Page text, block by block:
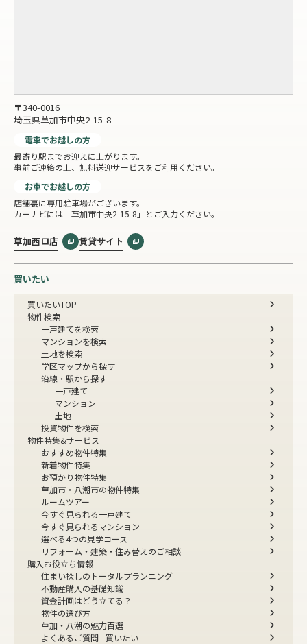
〒340-0016
埼玉県草加市中央2-15-8
電車でお越しの方
最寄り駅までお迎えに上がります。
事前ご連絡の上、無料送迎サービスをご利用ください。
お車でお越しの方
店舗裏に専用駐車場がございます。
カーナビには「草加市中央2-15-8」とご入力ください。
草加西口店 賃貸サイト
買いたい
買いたいTOP
物件検索
一戸建てを検索
マンションを検索
土地を検索
学区マップから探す
沿線・駅から探す
一戸建て
マンション
土地
投資物件を検索
物件特集&サービス
おすすめ物件特集
新着物件特集
お預かり物件特集
草加市・八潮市の物件特集
ルームツアー
今すぐ見られる一戸建て
今すぐ見られるマンション
選べる4つの見学コース
リフォーム・建築・住み替えのご相談
購入お役立ち情報
住まい探しのトータルプランニング
不動産購入の基礎知識
資金計画はどう立てる？
物件の選び方
草加・八潮の魅力百選
よくあるご質問 - 買いたい